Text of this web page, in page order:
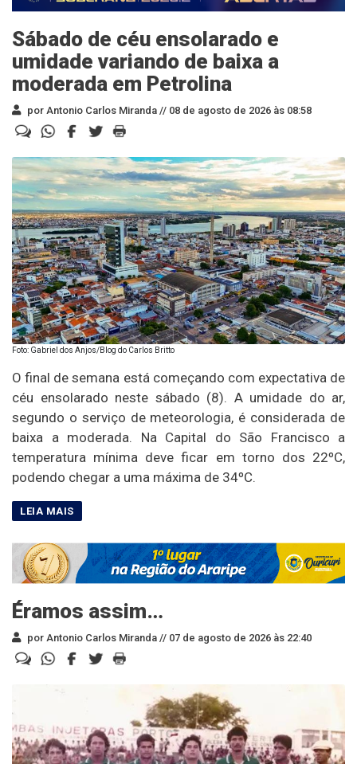
Sábado de céu ensolarado e
umidade variando de baixa a
moderada em Petrolina
por Antonio Carlos Miranda // 08 de agosto de 2026 às 08:58
Foto: Gabriel dos Anjos/Blog do Carlos Britto
O final de semana está começando com expectativa de
céu ensolarado neste sábado (8). A umidade do ar,
segundo o serviço de meteorologia, é considerada de
baixa a moderada. Na Capital do São Francisco a
temperatura mínima deve ficar em torno dos 22ºC,
podendo chegar a uma máxima de 34ºC.
Éramos assim…
por Antonio Carlos Miranda // 07 de agosto de 2026 às 22:40